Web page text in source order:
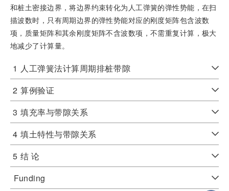
和桩土密接边界，将边界约束转化为人工弹簧的弹性势能，在扫
描波数时，只有周期边界的弹性势能对应的刚度矩阵包含波数
项，质量矩阵和其余刚度矩阵不含波数项，不需重复计算，极大
地减少了计算量。
1 人工弹簧法计算周期排桩带隙
2 算例验证
3 填充率与带隙关系
4 填土特性与带隙关系
5 结 论
Funding